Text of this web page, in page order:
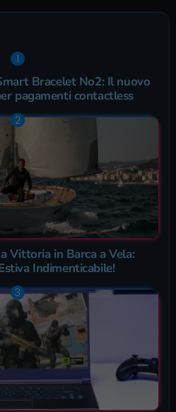
Bracelet No2: Il nuovo
pagamenti contactless
Vittoria in Barca a Vela:
Indimenticabile!